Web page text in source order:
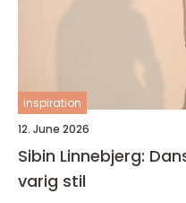
inspiration
12. June 2026
Sibin Linnebjerg:
varig stil